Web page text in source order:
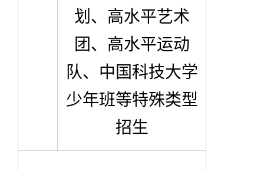
划、高水平艺术
团、高水平运动
队、中国科技大学
少年班等特殊类型
招生